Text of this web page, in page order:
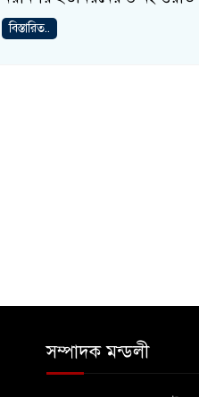
বিস্তারিত..
সম্পাদক মন্ডলী